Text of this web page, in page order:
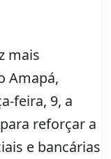
mais
Amapá,
feira, 9, a
reforçar a
e bancárias